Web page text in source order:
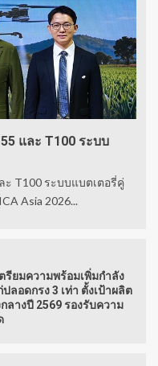
และ T100 ระบบ
ะ T100 ระบบแบตเตอรี่คู่
Asia 2026...
รียมความพร้อมเพิ่มกำลัง
ลอดกรง 3 เท่า ตั้งเป้าผลิต
ลางปี 2569 รองรับความ